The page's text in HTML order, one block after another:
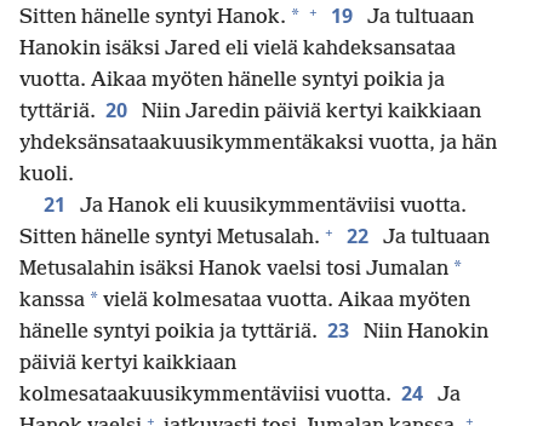
Sitten hänelle syntyi Hanok. * + 19
Ja tultuaan
Hanokin isäksi Jared eli vielä kahdeksansataa
vuotta. Aikaa myöten hänelle syntyi poikia ja
tyttäriä. 20
Niin Jaredin päiviä kertyi kaikkiaan
yhdeksänsataakuusikymmentäkaksi vuotta, ja hän
kuoli.
21
Ja Hanok eli kuusikymmentäviisi vuotta.
Sitten hänelle syntyi Metusalah. + 22
Ja tultuaan
Metusalahin isäksi Hanok vaelsi tosi Jumalan *
kanssa * vielä kolmesataa vuotta. Aikaa myöten
hänelle syntyi poikia ja tyttäriä. 23
Niin Hanokin
päiviä kertyi kaikkiaan
kolmesataakuusikymmentäviisi vuotta. 24
Ja
+ +